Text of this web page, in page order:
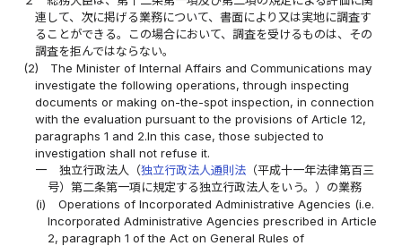
連して、次に掲げる業務について、書面により又は実地に調査す
ることができる。この場合において、調査を受けるものは、その
調査を拒んではならない。
(2)
The Minister of Internal Affairs and Communications may
investigate the following operations, through inspecting
documents or making on-the-spot inspection, in connection
with the evaluation pursuant to the provisions of Article 12,
paragraphs 1 and 2.In this case, those subjected to
investigation shall not refuse it.
一
独立行政法人（独立行政法人通則法（平成十一年法律第百三
号）第二条第一項に規定する独立行政法人をいう。）の業務
(i)
Operations of Incorporated Administrative Agencies (i.e.
Incorporated Administrative Agencies prescribed in Article
2, paragraph 1 of the Act on General Rules of